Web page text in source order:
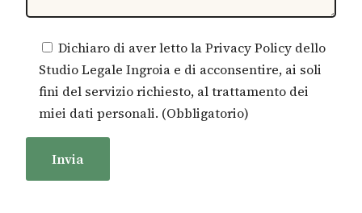
Dichiaro di aver letto la Privacy Policy dello
Studio Legale Ingroia e di acconsentire, ai soli
fini del servizio richiesto, al trattamento dei
miei dati personali. (Obbligatorio)